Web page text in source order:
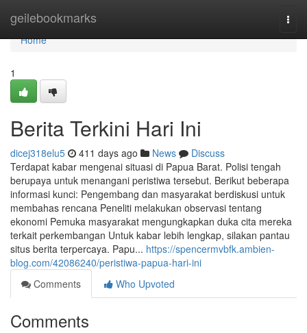
geilebookmarks
Home
Home
1
Berita Terkini Hari Ini
dicej318elu5 411 days ago News
Discuss
Terdapat kabar mengenai situasi di Papua Barat. Polisi tengah
berupaya untuk menangani peristiwa tersebut. Berikut beberapa
informasi kunci: Pengembang dan masyarakat berdiskusi untuk
membahas rencana Peneliti melakukan observasi tentang
ekonomi Pemuka masyarakat mengungkapkan duka cita mereka
terkait perkembangan Untuk kabar lebih lengkap, silakan pantau
situs berita terpercaya. Papu... https://spencermvbfk.ambien-
blog.com/42086240/peristiwa-papua-hari-ini
Comments
Who Upvoted
Comments